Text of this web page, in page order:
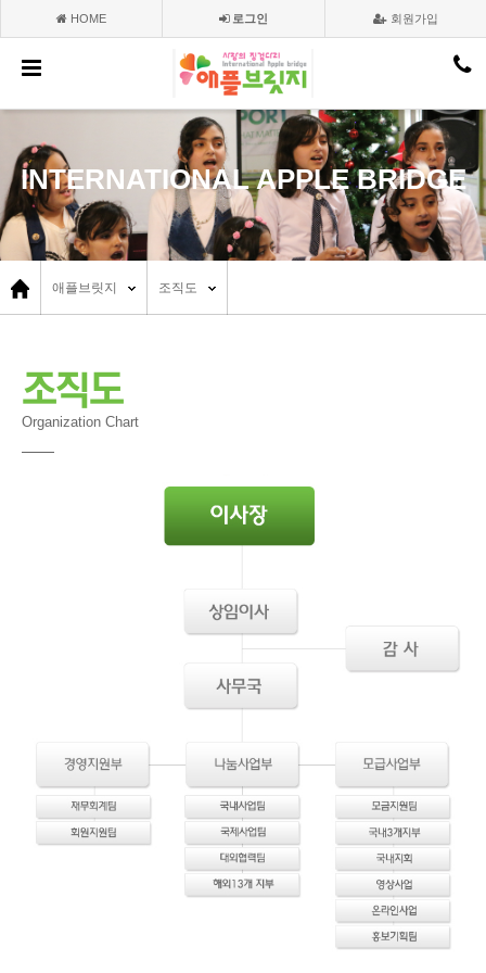
회원가입
로그인
HOME
INTERNATIONAL APPLE BRIDGE
애플브릿지 조직도
조직도
Organization Chart